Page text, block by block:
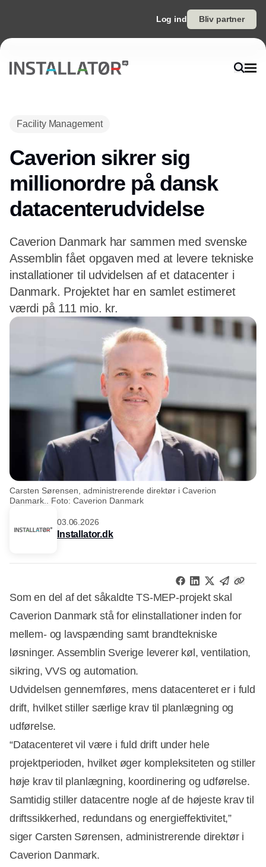
Log ind Bliv partner
Facility Management
Caverion sikrer sig
millionordre på dansk
datacenterudvidelse
Caverion Danmark har sammen med svenske
Assemblin fået opgaven med at levere tekniske
installationer til udvidelsen af et datacenter i
Danmark. Projektet har en samlet estimeret
værdi på 111 mio. kr.
Carsten Sørensen, administrerende direktør i Caverion
Danmark.. Foto: Caverion Danmark
03.06.2026
Installator.dk
Som en del af det såkaldte TS-MEP-projekt skal
Caverion Danmark stå for elinstallationer inden for
mellem- og lavspænding samt brandtekniske
løsninger. Assemblin Sverige leverer køl, ventilation,
sikring, VVS og automation.
Udvidelsen gennemføres, mens datacenteret er i fuld
drift, hvilket stiller særlige krav til planlægning og
udførelse.
“Datacenteret vil være i fuld drift under hele
projektperioden, hvilket øger kompleksiteten og stiller
høje krav til planlægning, koordinering og udførelse.
Samtidig stiller datacentre nogle af de højeste krav til
driftssikkerhed, redundans og energieffektivitet,”
siger Carsten Sørensen, administrerende direktør i
Caverion Danmark.